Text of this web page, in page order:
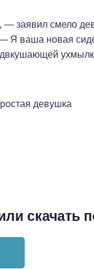
заявил смело
Я ваша новая
девушка
скачать